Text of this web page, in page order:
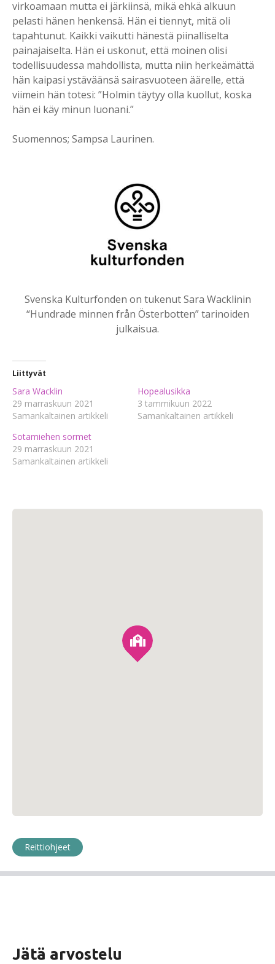
virkoamaan mutta ei järkiinsä, mikä ehkä alkuun
pelasti hänen henkensä. Hän ei tiennyt, mitä oli
tapahtunut. Kaikki vaikutti hänestä piinalliselta
painajaiselta. Hän ei uskonut, että moinen olisi
todellisuudessa mahdollista, mutta niin herkeämättä
hän kaipasi ystäväänsä sairasvuoteen äärelle, että
viimein hän totesi: ”Holmin täytyy olla kuollut, koska
hän ei käy minun luonani.”
Suomennos; Sampsa Laurinen.
Svenska Kulturfonden on tukenut Sara Wacklinin
“Hundrade minnen från Österbotten” tarinoiden
julkaisua.
Liittyvät
Sara Wacklin
29 marraskuun 2021
Samankaltainen artikkeli
Hopealusikka
3 tammikuun 2022
Samankaltainen artikkeli
Sotamiehen sormet
29 marraskuun 2021
Samankaltainen artikkeli
Reittiohjeet
Jätä arvostelu